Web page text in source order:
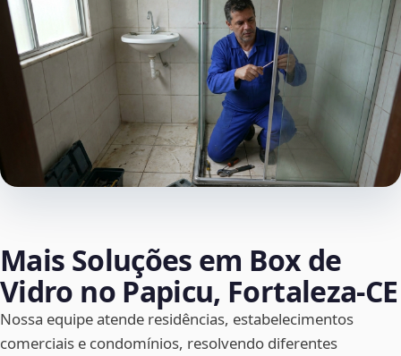
Mais Soluções em Box de
Vidro no Papicu, Fortaleza‑CE
Nossa equipe atende residências, estabelecimentos
comerciais e condomínios, resolvendo diferentes